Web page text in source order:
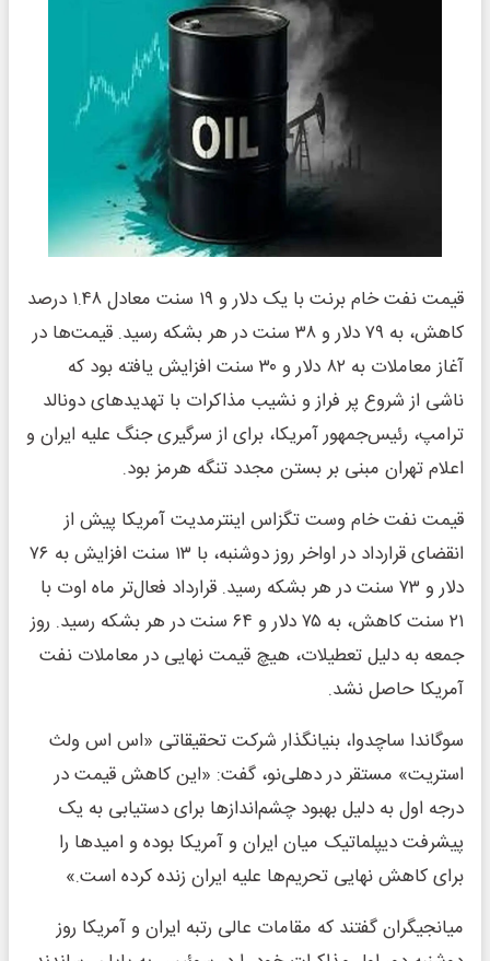
قیمت نفت خام برنت با یک دلار و ۱۹ سنت معادل ۱.۴۸ درصد
کاهش، به ۷۹ دلار و ۳۸ سنت در هر بشکه رسید. قیمت‌ها در
آغاز معاملات به ۸۲ دلار و ۳۰ سنت افزایش یافته بود که
ناشی از شروع پر فراز و نشیب مذاکرات با تهدیدهای دونالد
ترامپ، رئیس‌جمهور آمریکا، برای از سرگیری جنگ علیه ایران و
اعلام تهران مبنی بر بستن مجدد تنگه هرمز بود.
قیمت نفت خام وست تگزاس اینترمدیت آمریکا پیش از
انقضای قرارداد در اواخر روز دوشنبه، با ۱۳ سنت افزایش به ۷۶
دلار و ۷۳ سنت در هر بشکه رسید. قرارداد فعال‌تر ماه اوت با
۲۱ سنت کاهش، به ۷۵ دلار و ۶۴ سنت در هر بشکه رسید. روز
جمعه به دلیل تعطیلات، هیچ قیمت نهایی در معاملات نفت
آمریکا حاصل نشد.
سوگاندا ساچدوا، بنیانگذار شرکت تحقیقاتی «اس اس ولث
استریت» مستقر در دهلی‌نو، گفت: «این کاهش قیمت در
درجه اول به دلیل بهبود چشم‌اندازها برای دستیابی به یک
پیشرفت دیپلماتیک میان ایران و آمریکا بوده و امیدها را
برای کاهش نهایی تحریم‌ها علیه ایران زنده کرده است.»
میانجیگران گفتند که مقامات عالی رتبه ایران و آمریکا روز